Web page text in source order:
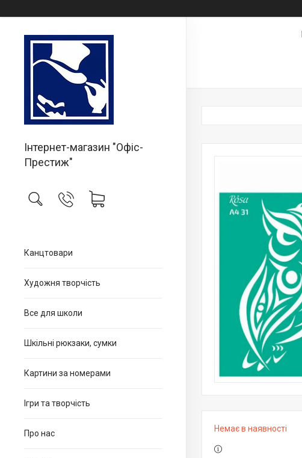
Інтернет-магазин "Офіс-
Престиж"
Канцтовари
Художня творчість
Все для школи
Шкільні рюкзаки, сумки
Картини за номерами
Ігри та творчість
Про нас Немає в наявності